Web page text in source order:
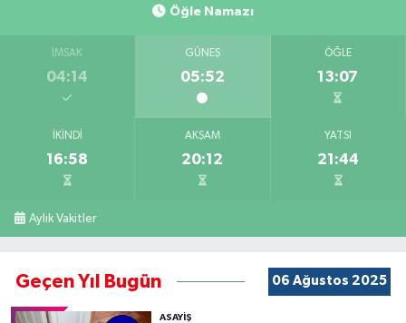
Öğle Namazı
İMSAK
04:14
GÜNEŞ
05:52
ÖĞLE
13:07
İKINDI
16:58
AKŞAM
20:12
YATSI
21:44
Aylık Vakitler
Geçen Yıl Bugün 06 Ağustos 2025
ASAYİŞ